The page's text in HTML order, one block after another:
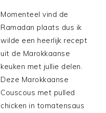
Momenteel vind de
Ramadan plaats dus ik
wilde een heerlijk recept
uit de Marokkaanse
keuken met jullie delen.
Deze Marokkaanse
Couscous met pulled
chicken in tomatensaus